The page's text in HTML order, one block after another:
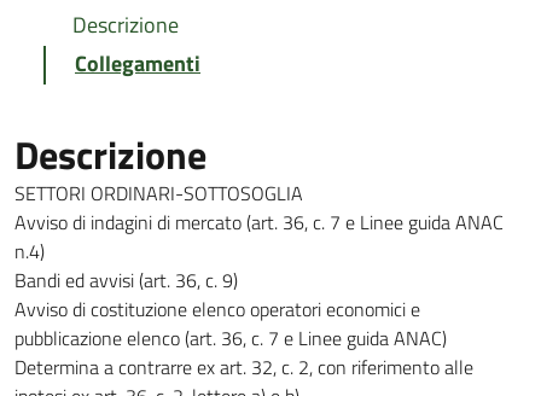
Descrizione
Collegamenti
Descrizione
SETTORI ORDINARI-SOTTOSOGLIA
Avviso di indagini di mercato (art. 36, c. 7 e Linee guida ANAC
n.4)
Bandi ed avvisi (art. 36, c. 9)
Avviso di costituzione elenco operatori economici e
pubblicazione elenco (art. 36, c. 7 e Linee guida ANAC)
Determina a contrarre ex art. 32, c. 2, con riferimento alle